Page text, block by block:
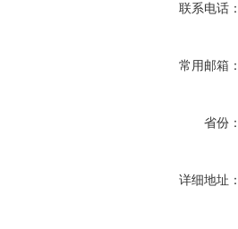
联系电话
常用邮箱
省份
详细地址